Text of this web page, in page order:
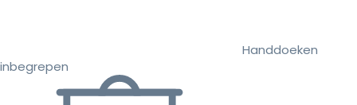
Handdoeken
inbegrepen